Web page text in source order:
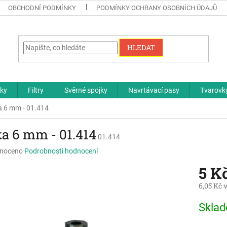
OBCHODNÍ PODMÍNKY PODMÍNKY OCHRANY OSOBNÍCH ÚDAJŮ
HLEDAT
Filtry Svěrné spojky Navrtávací pasy
6 mm - 01.414
6 mm - 01.41401.414
Podrobnosti hodnocení
5
6,05 Kč
cena: